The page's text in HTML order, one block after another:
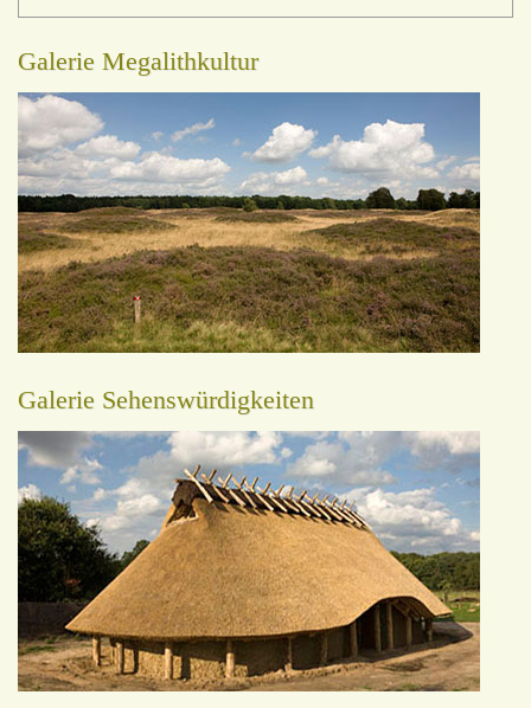
Galerie Megalithkultur
Galerie Sehenswürdigkeiten